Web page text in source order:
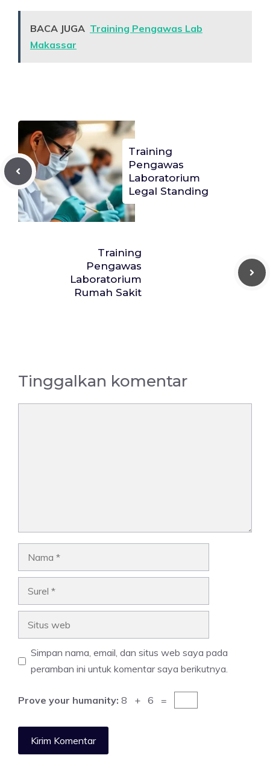
BACA JUGA Training Pengawas Lab
Makassar
Training
Pengawas
Laboratorium
Legal Standing
Training
Pengawas
Laboratorium
Rumah Sakit
Tinggalkan komentar
Simpan nama, email, dan situs web saya pada
peramban ini untuk komentar saya berikutnya.
Prove your humanity: 8 + 6 =